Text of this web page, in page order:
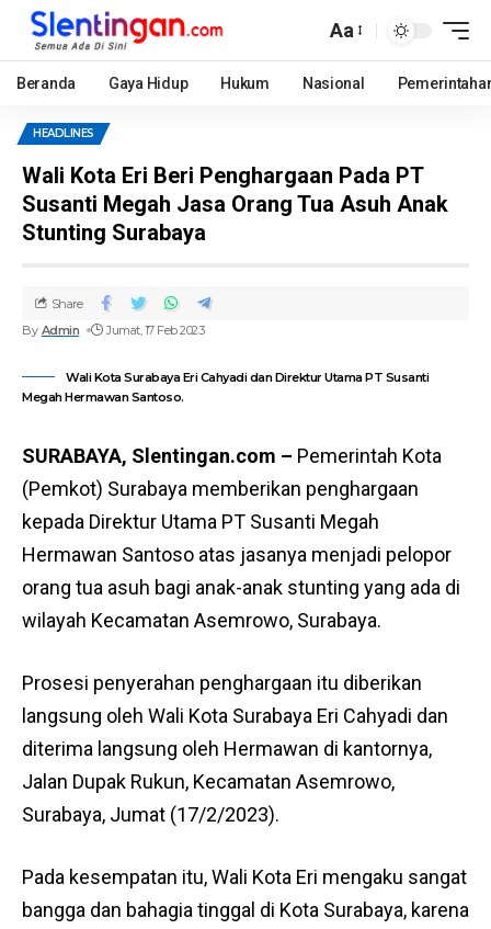
Aa
Beranda Gaya Hidup Hukum Nasional
HEADLINES
Wali Kota Eri Beri Penghargaan Pada PT
Susanti Megah Jasa Orang Tua Asuh Anak
Stunting Surabaya
By Admin Jumat, 17 Feb 2023
Share
Wali Kota Surabaya Eri Cahyadi dan Direktur Utama PT Susanti
Megah Hermawan Santoso.
SURABAYA, Slentingan.com – Pemerintah Kota
(Pemkot) Surabaya memberikan penghargaan
kepada Direktur Utama PT Susanti Megah
Hermawan Santoso atas jasanya menjadi pelopor
orang tua asuh bagi anak-anak stunting yang ada di
wilayah Kecamatan Asemrowo, Surabaya.
Prosesi penyerahan penghargaan itu diberikan
langsung oleh Wali Kota Surabaya Eri Cahyadi dan
diterima langsung oleh Hermawan di kantornya,
Jalan Dupak Rukun, Kecamatan Asemrowo,
Surabaya, Jumat (17/2/2023).
Pada kesempatan itu, Wali Kota Eri mengaku sangat
bangga dan bahagia tinggal di Kota Surabaya, karena